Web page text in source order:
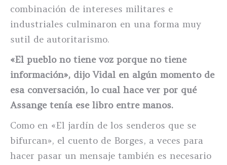
combinación de intereses militares e
industriales culminaron en una forma muy
sutil de autoritarismo.
«El pueblo no tiene voz porque no tiene
información», dijo Vidal en algún momento de
esa conversación, lo cual hace ver por qué
Assange tenía ese libro entre manos.
Como en «El jardín de los senderos que se
bifurcan», el cuento de Borges, a veces para
hacer pasar un mensaje también es necesario